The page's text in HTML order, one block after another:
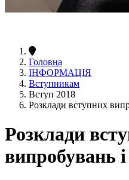
Головна
ІНФОРМАЦІЯ
Вступникам
Вступ 2018
Розклади вступних
Розклади
випробувань